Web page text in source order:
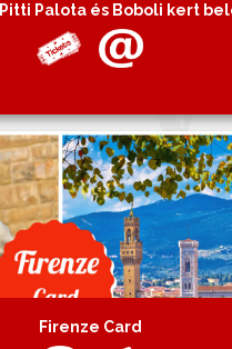
Palota és Boboli kert
Firenze Card